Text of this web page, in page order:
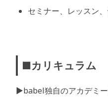
セミナー、レッスン
■カリキュラム
▶︎babel独自のアカデミ